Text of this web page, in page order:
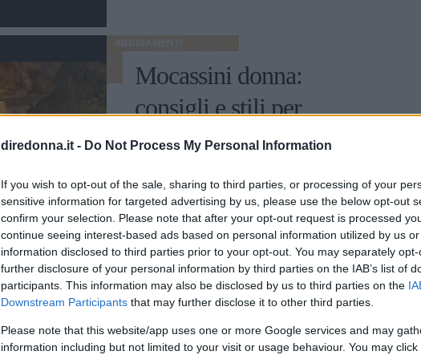
diredonna.it - Do Not Process My Personal Information
If you wish to opt-out of the sale, sharing to third parties, or processing of your
sensitive information for targeted advertising by us, please use the below opt-out
confirm your selection. Please note that after your opt-out request is processed
continue seeing interest-based ads based on personal information utilized by us
information disclosed to third parties prior to your opt-out. You may separately
further disclosure of your personal information by third parties on the IAB’s list of
participants. This information may also be disclosed by us to third parties on the
Downstream Participants that may further disclose it to other third parties.
Please note that this website/app uses one or more Google services and may
information including but not limited to your visit or usage behaviour. You may
ABBINAMENTI
Mocassini donna:
consigli e stili per
indossarli
immancabili se si ama un look sportivo ma
ricercato: sul mercato ne esistono infinite
declinazioni e stili.
FRANCESCA ROMANA BUFFETTI
COME VESTIRSI
Scarpe Oxford donna: